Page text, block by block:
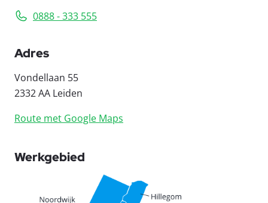
0888 - 333 555
Adres
Vondellaan 55
2332 AA Leiden
Route met Google Maps
Werkgebied